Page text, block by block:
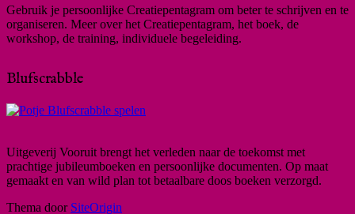
Gebruik je persoonlijke Creatiepentagram om beter te schrijven en te
organiseren. Meer over het Creatiepentagram, het boek, de
workshop, de training, individuele begeleiding.
Blufscrabble
Uitgeverij Vooruit brengt het verleden naar de toekomst met
prachtige jubileumboeken en persoonlijke documenten. Op maat
gemaakt en van wild plan tot betaalbare doos boeken verzorgd.
Thema door SiteOrigin